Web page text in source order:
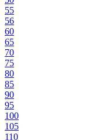
55
56
60
65
70
75
80
85
90
95
100
105
110